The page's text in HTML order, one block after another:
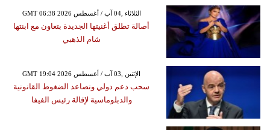
GMT 06:38 2026 الثلاثاء ,04 آب / أغسطس
أصالة تطلق أغنيتها الجديدة بتعاون مع ابنتها
شام الذهبي
GMT 19:04 2026 الإثنين ,03 آب / أغسطس
سحب دعم دولي وتصاعد الضغوط القانونية
والدبلوماسية لإقالة رئيس الفيفا